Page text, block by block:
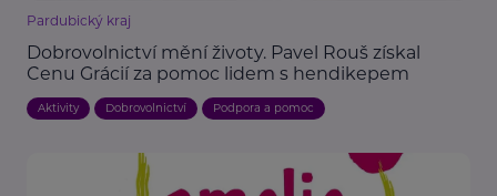
Pardubický kraj
Dobrovolnictví mění životy. Pavel Rouš získal
Cenu Grácií za pomoc lidem s hendikepem
Aktivity Dobrovolnictví Podpora a pomoc